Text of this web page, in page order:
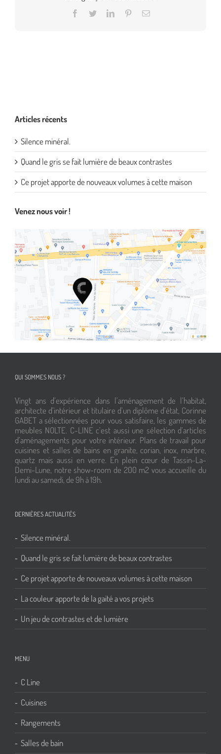
Facebook
TwitterLinkedInPinterestEmail
Articles récents
Silence minéral.
Quand le gris se fait lumière de beaux contrastes
Ce projet apporte de nouveaux volumes à cette maison
Venez nous voir !
QUI SOMMES NOUS ?
Vingt ans d’expérience dans l’aménagement de l’habitat,
architecte d’intérieur et titulaire d’un diplôme d’état, Corinne
GABET a sélectionnées pour vous satisfaire, les gammes de
meubles NOLTE. C-LINE c’est aussi une sélection d’articles
d’aménagements pour votre intérieur. Plans de travail pour
cuisines et salles de bains en granite, corian, inox, marbre,
quartz mais aussi en verre. En plein cœur de Tassin-La-
Demi-Lune, notre show-room de 200 m2 vous accueille du
lundi au samedi, de 9h à 19h.
DERNIÈRES ACTUALITÉS
Silence minéral.
Quand le gris se fait lumière de beaux contrastes
Ce projet apporte de nouveaux volumes à cette maison
La couleur apporte de la gaité a vos projets
Un jeu de contrastes et de lumière
MENU
C Line
Cuisines
Rangements
Salles de bain